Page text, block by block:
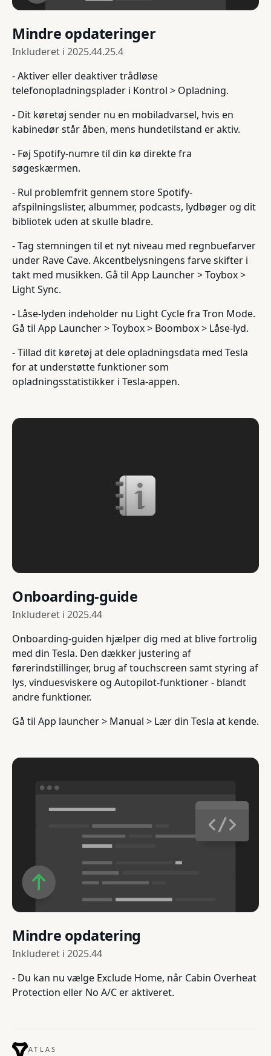
Mindre opdateringer
Inkluderet i 2025.44.25.4
- Aktiver eller deaktiver trådløse
telefonopladningsplader i Kontrol > Opladning.
- Dit køretøj sender nu en mobiladvarsel, hvis en
kabinedør står åben, mens hundetilstand er aktiv.
- Føj Spotify-numre til din kø direkte fra
søgeskærmen.
- Rul problemfrit gennem store Spotify-
afspilningslister, albummer, podcasts, lydbøger og dit
bibliotek uden at skulle bladre.
- Tag stemningen til et nyt niveau med regnbuefarver
under Rave Cave. Akcentbelysningens farve skifter i
takt med musikken. Gå til App Launcher > Toybox >
Light Sync.
- Låse-lyden indeholder nu Light Cycle fra Tron Mode.
Gå til App Launcher > Toybox > Boombox > Låse-lyd.
- Tillad dit køretøj at dele opladningsdata med Tesla
for at understøtte funktioner som
opladningsstatistikker i Tesla-appen.
Onboarding-guide
Inkluderet i 2025.44
Onboarding-guiden hjælper dig med at blive fortrolig
med din Tesla. Den dækker justering af
førerindstillinger, brug af touchscreen samt styring af
lys, vinduesviskere og Autopilot-funktioner - blandt
andre funktioner.
Gå til App launcher > Manual > Lær din Tesla at kende.
Mindre opdatering
Inkluderet i 2025.44
- Du kan nu vælge Exclude Home, når Cabin Overheat
Protection eller No A/C er aktiveret.
ATLAS